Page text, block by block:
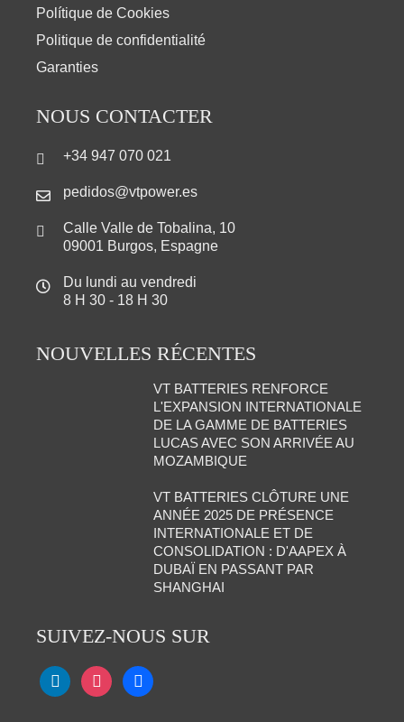
Polítique de Cookies
Politique de confidentialité
Garanties
NOUS CONTACTER
+34 947 070 021
pedidos@vtpower.es
Calle Valle de Tobalina, 10
09001 Burgos, Espagne
Du lundi au vendredi
8 H 30 - 18 H 30
NOUVELLES RÉCENTES
VT BATTERIES RENFORCE
L'EXPANSION INTERNATIONALE
DE LA GAMME DE BATTERIES
LUCAS AVEC SON ARRIVÉE AU
MOZAMBIQUE
VT BATTERIES CLÔTURE UNE
ANNÉE 2025 DE PRÉSENCE
INTERNATIONALE ET DE
CONSOLIDATION : D'AAPEX À
DUBAÏ EN PASSANT PAR
SHANGHAI
SUIVEZ-NOUS SUR